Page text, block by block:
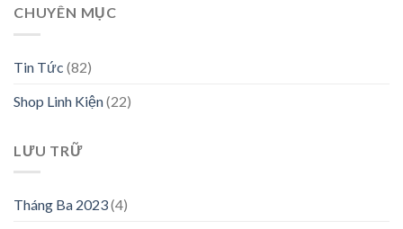
CHUYÊN MỤC
Tin Tức (82)
Shop Linh Kiện(22)
LƯU TRỮ
Tháng Ba 2023(4)